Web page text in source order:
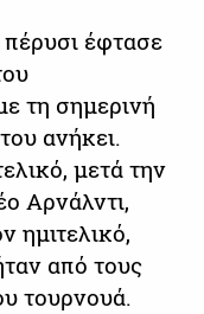
έφτασε
τη σημερινή
ανήκει.
μετά την
Αρνάλντι,
ημιτελικό,
από τους
τουρνουά.